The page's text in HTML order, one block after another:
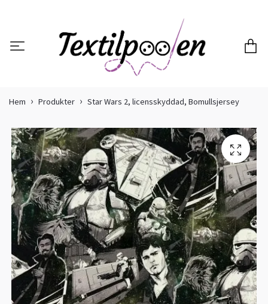
Hem Produkter Star Wars 2, licensskyddad, Bomullsjersey